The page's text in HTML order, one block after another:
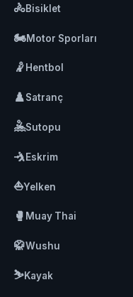
🚴Bisiklet
🏍️Motor Sporları
🤾 Hentbol
♟️Satranç
🤽Sutopu
🤺Eskrim
⛵Yelken
🥊 Muay Thai
🥋Wushu
⛷️Kayak